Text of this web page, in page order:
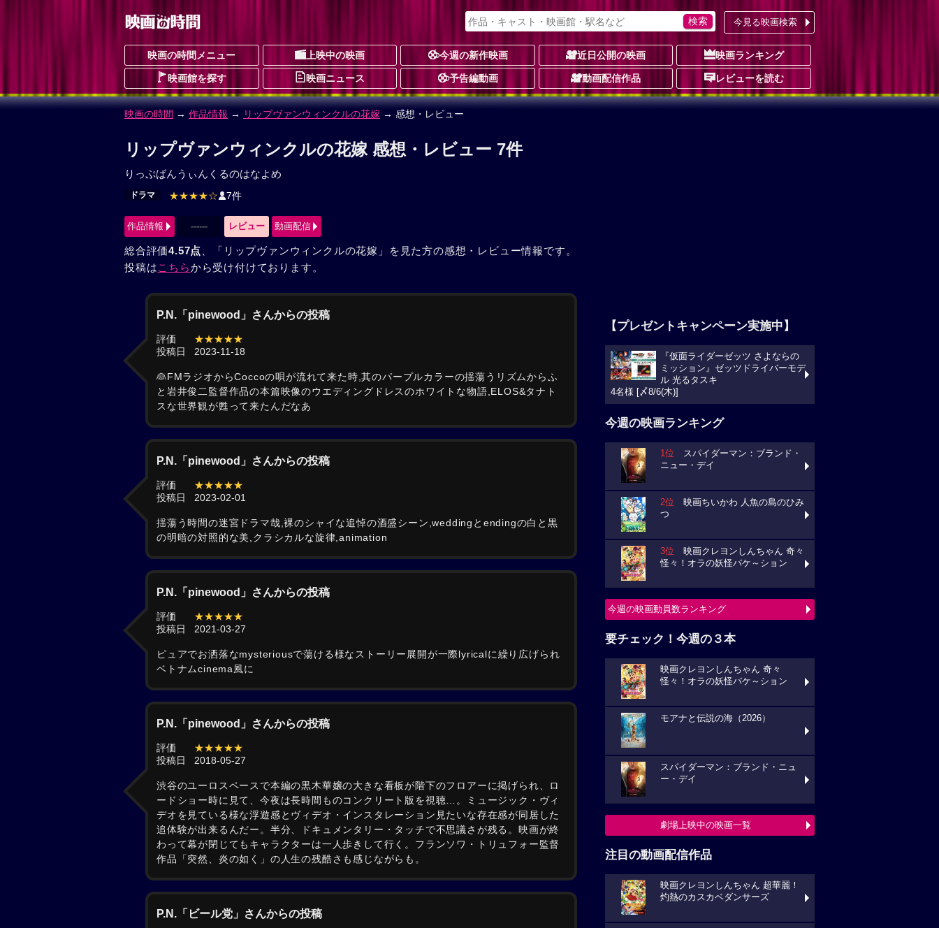
今見る映画検索
映画の時間メニュー 上映中の映画 今週の新作映画 近日公開の映画 映画ランキング
映画館を探す 映画ニュース 予告編動画 動画配信作品 レビューを読む
映画の時間 → 作品情報 → リップヴァンウィンクルの花嫁 → 感想・レビュー
リップヴァンウィンクルの花嫁 感想・レビュー 7件
りっぷばんうぃんくるのはなよめ
ドラマ ★★★★☆ 7件
作品情報 ------ レビュー 動画配信
総合評価4.57点 、「リップヴァンウィンクルの花嫁」を見た方の感想・レビュー情報です。
投稿はこちらから受け付けております。
P.N.「pinewood」さんからの投稿
評価
★★★★★
投稿日
2023-11-18
👰FMラジオからCoccoの唄が流れて来た時,其のパープルカラーの揺蕩うリズムからふ
と岩井俊二監督作品の本篇映像のウエディングドレスのホワイトな物語,ELOS&タナト
スな世界観が甦って来たんだなあ
P.N.「pinewood」さんからの投稿
評価
★★★★★
投稿日
2023-02-01
揺蕩う時間の迷宮ドラマ哉,裸のシャイな追悼の酒盛シーン,weddingとendingの白と黒
の明暗の対照的な美,クラシカルな旋律,animation
P.N.「pinewood」さんからの投稿
評価
★★★★★
投稿日
2021-03-27
ピュアでお洒落なmysteriousで蕩ける様なストーリー展開が一際lyricalに繰り広げられ
ベトナムcinema風に
P.N.「pinewood」さんからの投稿
評価
★★★★★
投稿日
2018-05-27
渋谷のユーロスペースで本編の黒木華嬢の大きな看板が階下のフロアーに掲げられ、ロ
ードショー時に見て、今夜は長時間ものコンクリート版を視聴…。ミュージック・ヴィ
デオを見ている様な浮遊感とヴィデオ・インスタレーション見たいな存在感が同居した
追体験が出来るんだー。半分、ドキュメンタリー・タッチで不思議さが残る。映画が終
わって幕が閉じてもキャラクターは一人歩きして行く。フランソワ・トリュフォー監督
作品「突然、炎の如く」の人生の残酷さも感じながらも。
P.N.「ビール党」さんからの投稿
【プレゼントキャンペーン実施中】
『仮面ライダーゼッツ さよならの
ミッション』ゼッツドライバーモデ
ル 光るタスキ
4名様 [〆8/6(木)]
今週の映画ランキング
1位 スパイダーマン：ブランド・
ニュー・デイ
2位 映画ちいかわ 人魚の島のひみ
つ
3位 映画クレヨンしんちゃん 奇々
怪々！オラの妖怪バケ～ション
今週の映画動員数ランキング
要チェック！今週の３本
映画クレヨンしんちゃん 奇々
怪々！オラの妖怪バケ～ション
モアナと伝説の海（2026）
スパイダーマン：ブランド・ニュ
ー・デイ
劇場上映中の映画一覧
注目の動画配信作品
映画クレヨンしんちゃん 超華麗！
灼熱のカスカベダンサーズ